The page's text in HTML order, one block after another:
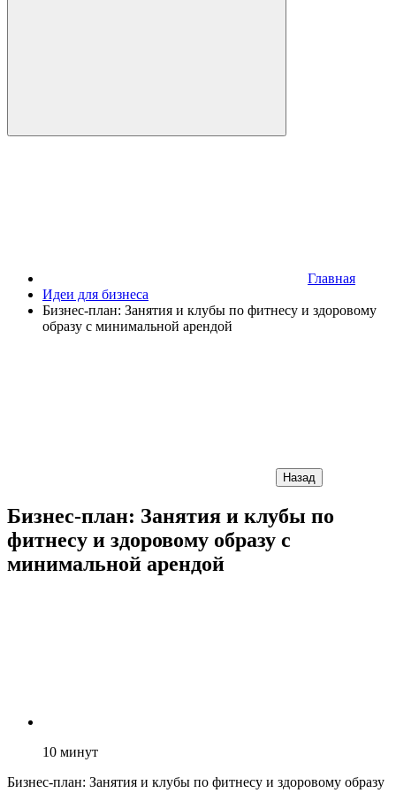
Главная
Идеи для бизнеса
Бизнес-план: Занятия и клубы по фитнесу и здоровому
образу с минимальной арендой
Назад
Бизнес-план: Занятия и клубы по
фитнесу и здоровому образу с
минимальной арендой
10 минут
Бизнес-план: Занятия и клубы по фитнесу и здоровому образу